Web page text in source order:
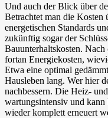
Und auch der Blick über
Betrachtet man die Kosten
energetischen Standards
zukünftig sogar der
Bauunterhaltskosten.
fortan Energiekosten,
Etwa eine optimal
Hausleben lang. Wer hier
nachbessern. Die Heiz-
wartungsintensiv und kann
wieder komplett erneuert